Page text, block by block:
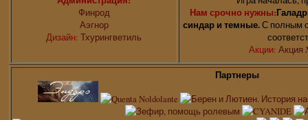
Финрод
Аэгнор
Дизайн:Тхурингветиль
Нам срочно нужны:
синдар и темные.С полным
Акции: Акция
Партнеры